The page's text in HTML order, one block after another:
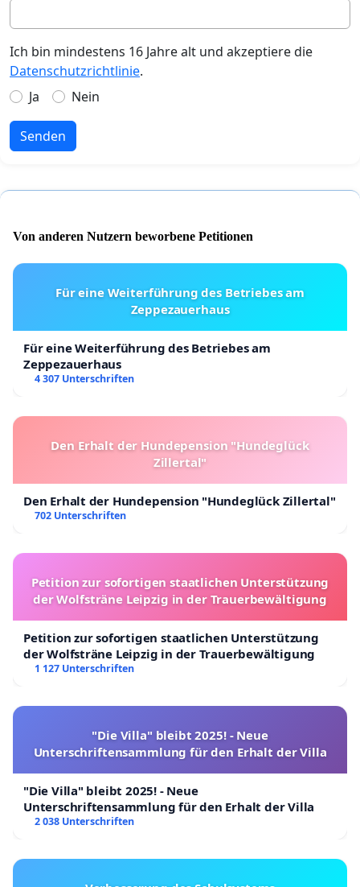
Ich bin mindestens 16 Jahre alt und akzeptiere die
Datenschutzrichtlinie.
Ja
Nein
Senden
Von anderen Nutzern beworbene Petitionen
Für eine Weiterführung des Betriebes am
Zeppezauerhaus
Für eine Weiterführung des Betriebes am
Zeppezauerhaus
4 307 Unterschriften
Den Erhalt der Hundepension "Hundeglück
Zillertal"
Den Erhalt der Hundepension "Hundeglück Zillertal"
702 Unterschriften
Petition zur sofortigen staatlichen Unterstützung
der Wolfsträne Leipzig in der Trauerbewältigung
Petition zur sofortigen staatlichen Unterstützung
der Wolfsträne Leipzig in der Trauerbewältigung
1 127 Unterschriften
"Die Villa" bleibt 2025! - Neue
Unterschriftensammlung für den Erhalt der Villa
"Die Villa" bleibt 2025! - Neue
Unterschriftensammlung für den Erhalt der Villa
2 038 Unterschriften